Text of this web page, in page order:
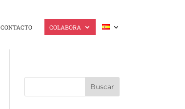
CONTACTO COLABORA